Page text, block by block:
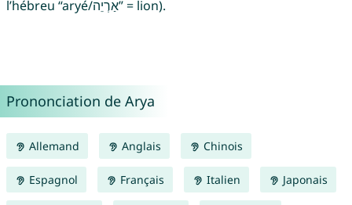
l’hébreu “aryé/אַרְיֵה” = lion).
Prononciation de Arya
Allemand Anglais Chinois
Espagnol Français Italien Japonais